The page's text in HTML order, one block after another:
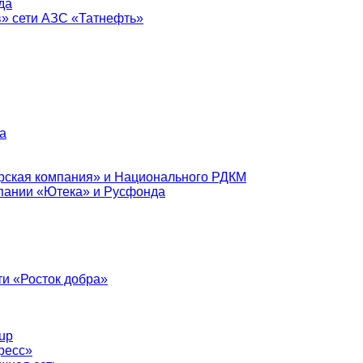
сети АЗС «Татнефть»
компания» и Национального РДКМ
«Ютека» и Русфонда
«Росток добра»